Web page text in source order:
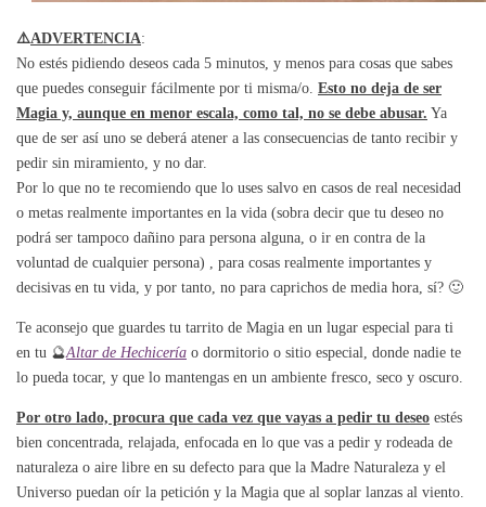
⚠️ADVERTENCIA:
No estés pidiendo deseos cada 5 minutos, y menos para cosas que sabes
que puedes conseguir fácilmente por ti misma/o. Esto no deja de ser
Magia y, aunque en menor escala, como tal, no se debe abusar. Ya
que de ser así uno se deberá atener a las consecuencias de tanto recibir y
pedir sin miramiento, y no dar.
Por lo que no te recomiendo que lo uses salvo en casos de real necesidad
o metas realmente importantes en la vida (sobra decir que tu deseo no
podrá ser tampoco dañino para persona alguna, o ir en contra de la
voluntad de cualquier persona) , para cosas realmente importantes y
decisivas en tu vida, y por tanto, no para caprichos de media hora, sí? 🙂
Te aconsejo que guardes tu tarrito de Magia en un lugar especial para ti
en tu 🔮Altar de Hechicería o dormitorio o sitio especial, donde nadie te
lo pueda tocar, y que lo mantengas en un ambiente fresco, seco y oscuro.
Por otro lado, procura que cada vez que vayas a pedir tu deseo estés
bien concentrada, relajada, enfocada en lo que vas a pedir y rodeada de
naturaleza o aire libre en su defecto para que la Madre Naturaleza y el
Universo puedan oír la petición y la Magia que al soplar lanzas al viento.